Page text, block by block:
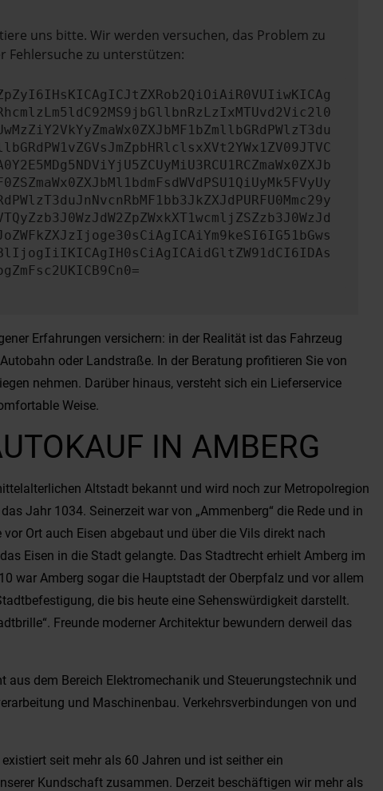
uns bitte. Wir werden versuchen, das Problem zu
Fehlersuche zu unterstützen:
Erfahrungen versichern: in der Realität ist das Fahrzeug
oder Landstraße. In der Beratung profitieren Sie von
nehmen. Darüber hinaus, versteht sich ein Lieferservice
Weise.
IN AMBERG
Altstadt bekannt und wird noch zur Metropolregion
Jahr 1034. Seinerzeit war von „Ammenberg“ die Rede und in
Ort auch Eisen abgebaut und über die Vils direkt nach
Eisen in die Stadt gelangte. Das Stadtrecht erhielt Amberg im
war Amberg sogar die Hauptstadt der Oberpfalz und vor allem
die bis heute eine Sehenswürdigkeit darstellt.
Freunde moderner Architektur bewundern derweil das
dem Bereich Elektromechanik und Steuerungstechnik und
und Maschinenbau. Verkehrsverbindungen von und
seit mehr als 60 Jahren und ist seither ein
Kundschaft zusammen. Derzeit beschäftigen wir mehr als